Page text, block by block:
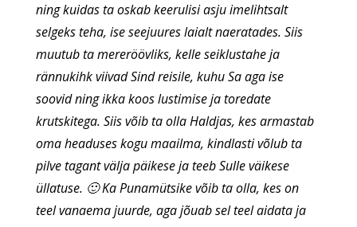
ning kuidas ta oskab keerulisi asju imelihtsalt
selgeks teha, ise seejuures laialt naeratades. Siis
muutub ta mereröövliks, kelle seiklustahe ja
rännukihk viivad Sind reisile, kuhu Sa aga ise
soovid ning ikka koos lustimise ja toredate
krutskitega. Siis võib ta olla Haldjas, kes armastab
oma headuses kogu maailma, kindlasti võlub ta
pilve tagant välja päikese ja teeb Sulle väikese
üllatuse. 🙂 Ka Punamütsike võib ta olla, kes on
teel vanaema juurde, aga jõuab sel teel aidata ja